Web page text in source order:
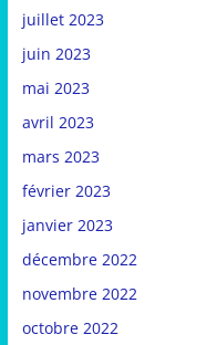
juillet 2023
juin 2023
mai 2023
avril 2023
mars 2023
février 2023
janvier 2023
décembre 2022
novembre 2022
octobre 2022